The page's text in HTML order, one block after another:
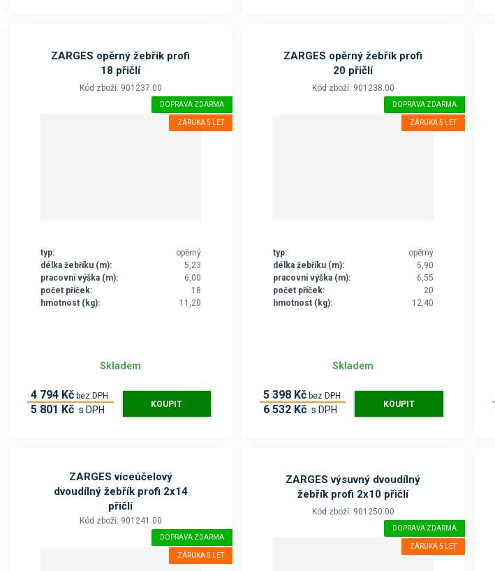
ZARGES opěrný žebřík profi
18 přičlí
Kód zboží: 901237.00
DOPRAVA ZDARMA
ZÁRUKA 5 LET
typ:
opěrný
délka žebříku (m):
5,23
pracovní výška (m):
6,00
počet příček:
18
hmotnost (kg):
11,20
Skladem
4 794 Kč bez DPH
5 801 Kč s DPH KOUPIT
ZARGES opěrný žebřík profi
20 přičlí
Kód zboží: 901238.00
DOPRAVA ZDARMA
ZÁRUKA 5 LET
typ:
opěrný
délka žebříku (m):
5,90
pracovní výška (m):
6,55
počet příček:
20
hmotnost (kg):
12,40
Skladem
5 398 Kč bez DPH
6 532 Kč s DPH KOUPIT
ZARGES víceúčelový
dvoudílný žebřík profi 2x14
přičlí
Kód zboží: 901241.00
DOPRAVA ZDARMA
ZÁRUKA 5 LET
ZARGES výsuvný dvoudílný
žebřík profi 2x10 přičlí
Kód zboží: 901250.00
DOPRAVA ZDARMA
ZÁRUKA 5 LET